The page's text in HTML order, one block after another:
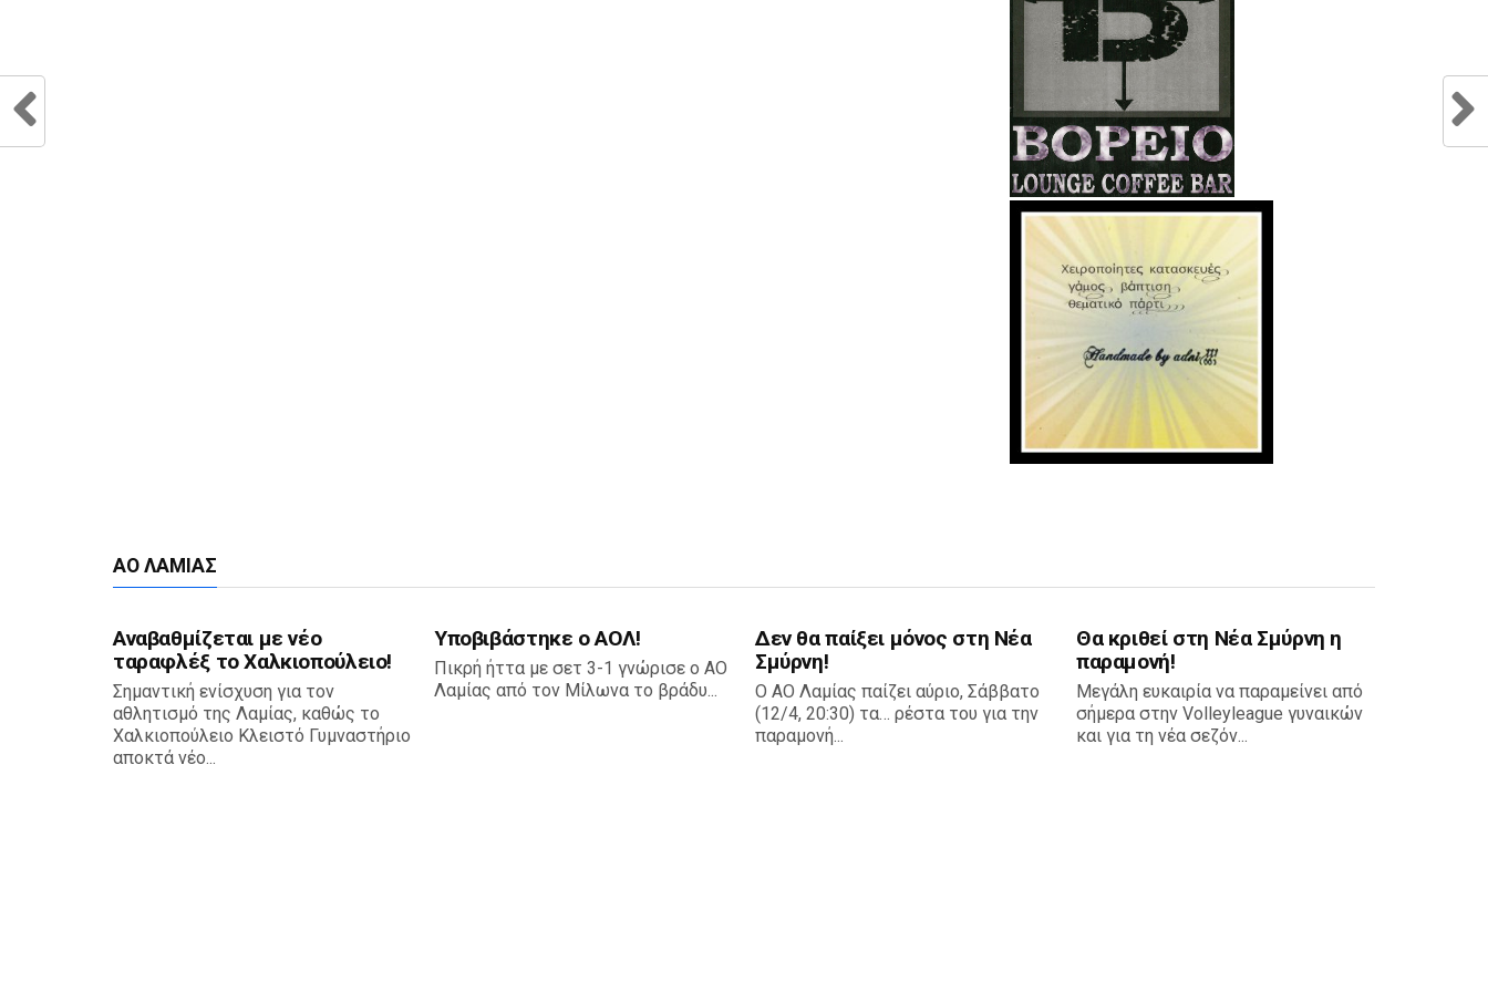
ΑΟ ΛΑΜΊΑΣ
Αναβαθμίζεται με νέο
ταραφλέξ το Χαλκιοπούλειο!
Σημαντική ενίσχυση για τον
αθλητισμό της Λαμίας, καθώς το
Χαλκιοπούλειο Κλειστό Γυμναστήριο
αποκτά νέο...
Υποβιβάστηκε ο ΑΟΛ!
Πικρή ήττα με σετ 3-1 γνώρισε ο ΑΟ
Λαμίας από τον Μίλωνα το βράδυ...
Δεν θα παίξει μόνος στη Νέα
Σμύρνη!
Ο ΑΟ Λαμίας παίζει αύριο, Σάββατο
(12/4, 20:30) τα… ρέστα του για την
παραμονή...
Θα κριθεί στη Νέα Σμύρνη η
παραμονή!
Μεγάλη ευκαιρία να παραμείνει από
σήμερα στην Volleyleague γυναικών
και για τη νέα σεζόν...